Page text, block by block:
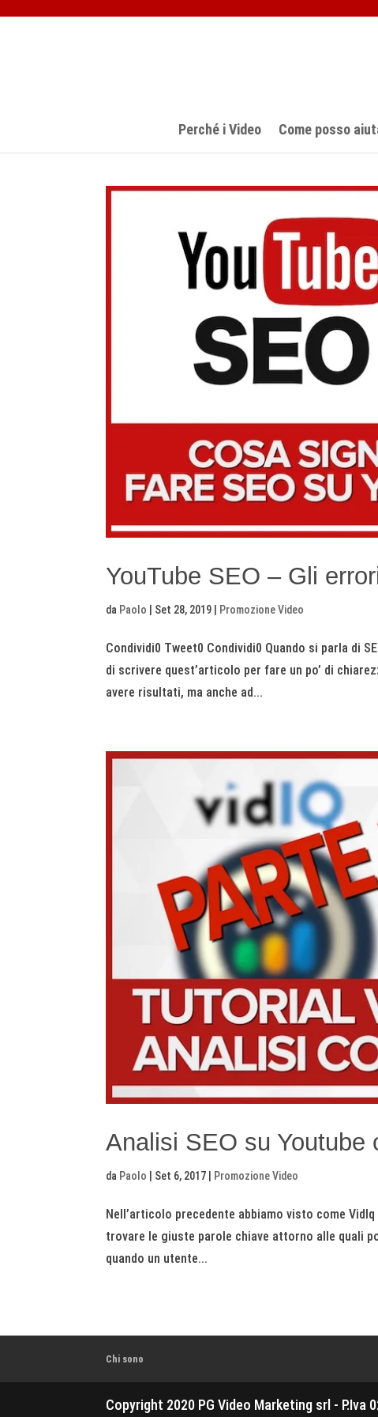
Perché i Video Come posso
YouTube SEO – Gli
da Paolo Set 28, 2019 Promozione Video
Condividi0 Tweet0 Condividi0 Quando si parla di
di scrivere quest’articolo per fare un po’ di
avere risultati, ma anche ad...
Analisi SEO su Youtube
da Paolo | Set 6, 2017 | Promozione Video
Nell’articolo precedente abbiamo visto come
trovare le giuste parole chiave attorno alle quali
quando un utente...
Chi sono
Copyright 2020 PG Video Marketing srl -